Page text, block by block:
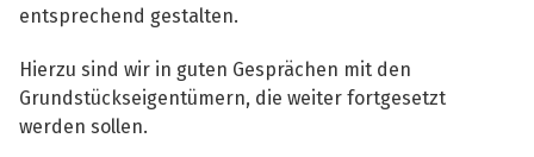
entsprechend gestalten.
Hierzu sind wir in guten Gesprächen mit den
Grundstückseigentümern, die weiter fortgesetzt
werden sollen.